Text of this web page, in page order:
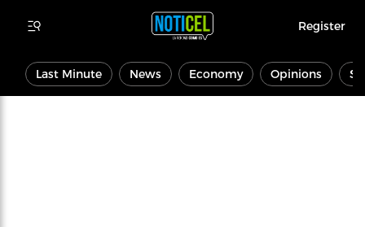
Register
Last Minute News Economy Opinions